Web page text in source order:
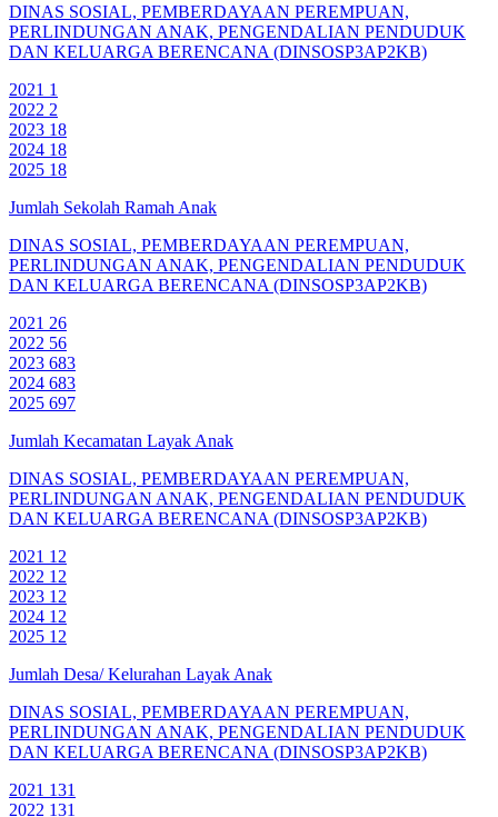
DINAS SOSIAL, PEMBERDAYAAN PEREMPUAN,
PERLINDUNGAN ANAK, PENGENDALIAN PENDUDUK
DAN KELUARGA BERENCANA (DINSOSP3AP2KB)
2021 1
2022 2
2023 18
2024 18
2025 18
Jumlah Sekolah Ramah Anak
DINAS SOSIAL, PEMBERDAYAAN PEREMPUAN,
PERLINDUNGAN ANAK, PENGENDALIAN PENDUDUK
DAN KELUARGA BERENCANA (DINSOSP3AP2KB)
2021 26
2022 56
2023 683
2024 683
2025 697
Jumlah Kecamatan Layak Anak
DINAS SOSIAL, PEMBERDAYAAN PEREMPUAN,
PERLINDUNGAN ANAK, PENGENDALIAN PENDUDUK
DAN KELUARGA BERENCANA (DINSOSP3AP2KB)
2021 12
2022 12
2023 12
2024 12
2025 12
Jumlah Desa/ Kelurahan Layak Anak
DINAS SOSIAL, PEMBERDAYAAN PEREMPUAN,
PERLINDUNGAN ANAK, PENGENDALIAN PENDUDUK
DAN KELUARGA BERENCANA (DINSOSP3AP2KB)
2021 131
2022 131